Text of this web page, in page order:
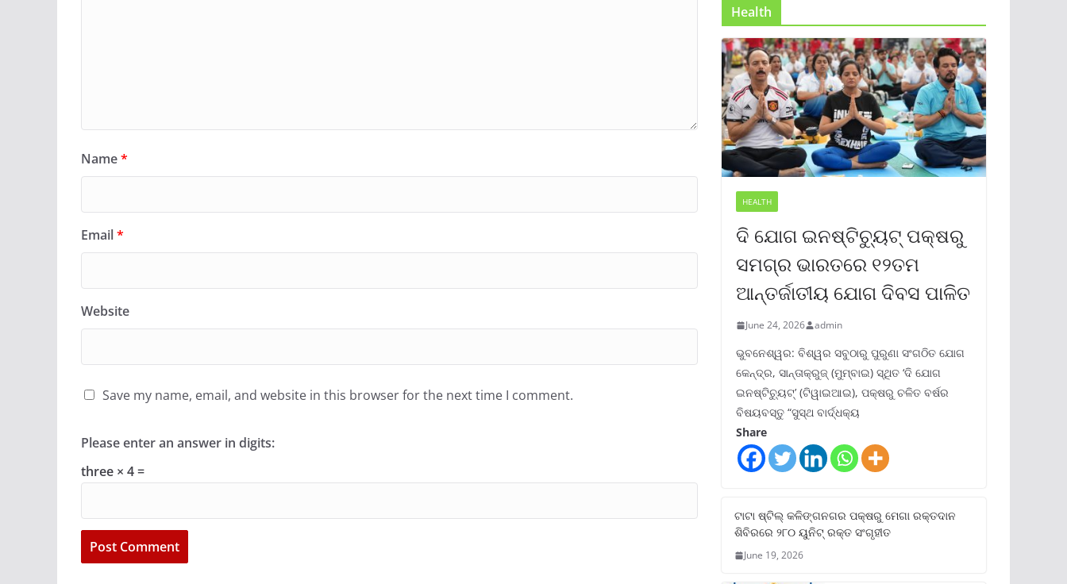
Name*
Email*
Website
Save my name, email, and website in this browser for the next time I comment.
Please enter an answer in digits:
three × 4 =
Health
HEALTH
ଦି ଯୋଗ ଇନଷ୍ଟିଚ୍ୟୁଟ୍ ପକ୍ଷରୁ
ସମଗ୍ର ଭାରତରେ ୧୨ତମ
ଆନ୍ତର୍ଜାତୀୟ ଯୋଗ ଦିବସ ପାଳିତ
June 24, 2026 admin
ଭୁବନେଶ୍ୱର: ବିଶ୍ୱର ସବୁଠାରୁ ପୁରୁଣା ସଂଗଠିତ ଯୋଗ
କେନ୍ଦ୍ର, ସାନ୍ତାକ୍ରୁଜ୍ (ମୁମ୍ବାଇ) ସ୍ଥିତ ‘ଦି ଯୋଗ
ଇନଷ୍ଟିଚ୍ୟୁଟ୍‌’ (ଟିୱାଇଆଇ), ପକ୍ଷରୁ ଚଳିତ ବର୍ଷର
ବିଷୟବସ୍ତୁ “ସୁସ୍ଥ ବାର୍ଦ୍ଧକ୍ୟ
Share
ଟାଟା ଷ୍ଟିଲ୍‌ କଳିଙ୍ଗନଗର ପକ୍ଷରୁ ମେଗା ରକ୍ତଦାନ
ଶିବିରରେ ୨୮୦ ୟୁନିଟ୍‌ ରକ୍ତ ସଂଗୃହୀତ
June 19, 2026